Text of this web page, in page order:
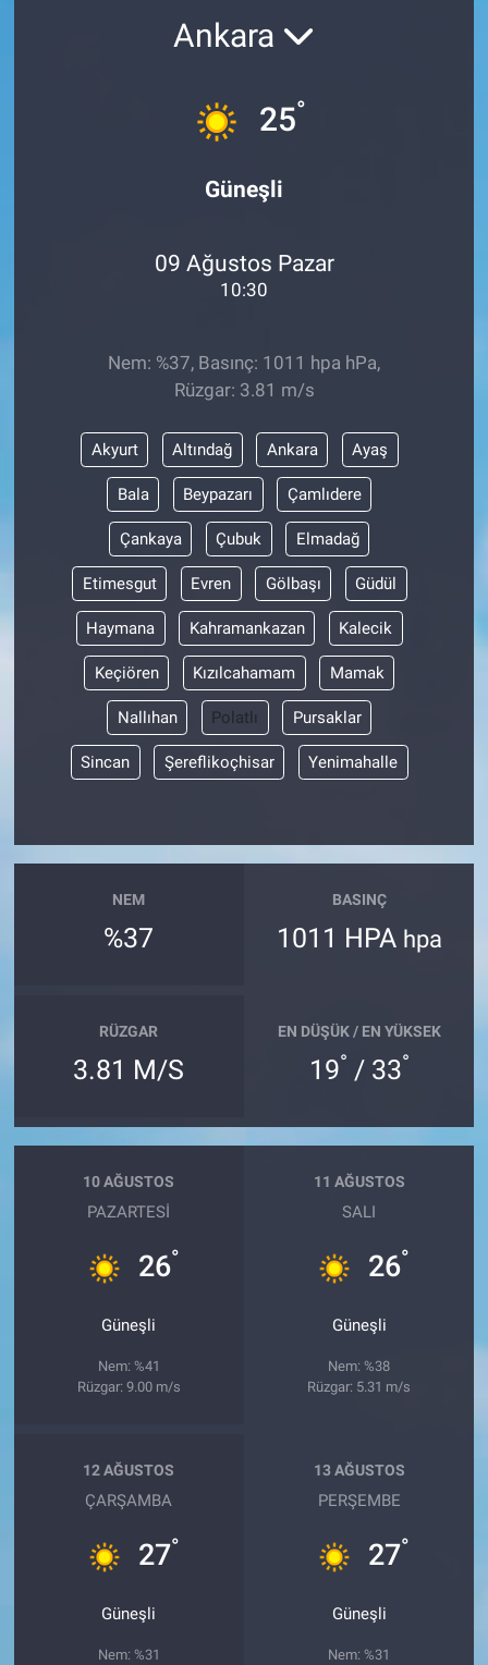
Ankara
25°
Güneşli
09 Ağustos Pazar
10:30
Nem: %37, Basınç: 1011 hpa hPa,
Rüzgar: 3.81 m/s
Akyurt Altındağ Ankara Ayaş
Bala Beypazarı Çamlıdere
Çankaya Çubuk Elmadağ
Etimesgut Evren Gölbaşı Güdül
Haymana Kahramankazan Kalecik
Keçiören Kızılcahamam Mamak
Nallıhan Polatlı Pursaklar
Sincan Şereflikoçhisar Yenimahalle
NEM
%37
BASINÇ
1011 HPA hpa
RÜZGAR
3.81 M/S
EN DÜŞÜK / EN YÜKSEK
19° / 33°
10 AĞUSTOS
PAZARTESI
26°
Güneşli
Nem: %41
Rüzgar: 9.00 m/s
11 AĞUSTOS
SALI
26°
Güneşli
Nem: %38
Rüzgar: 5.31 m/s
12 AĞUSTOS
ÇARŞAMBA
27°
Güneşli
Nem: %31
13 AĞUSTOS
PERŞEMBE
27°
Güneşli
Nem: %31
KÜLTÜR SANAT